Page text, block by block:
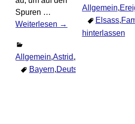
Spuren …
Weiterlesen →
Allgemein,Astrid,Ausflüge
Bayern,Deutschland
Allgemein,
Elsass,
hinterlassen